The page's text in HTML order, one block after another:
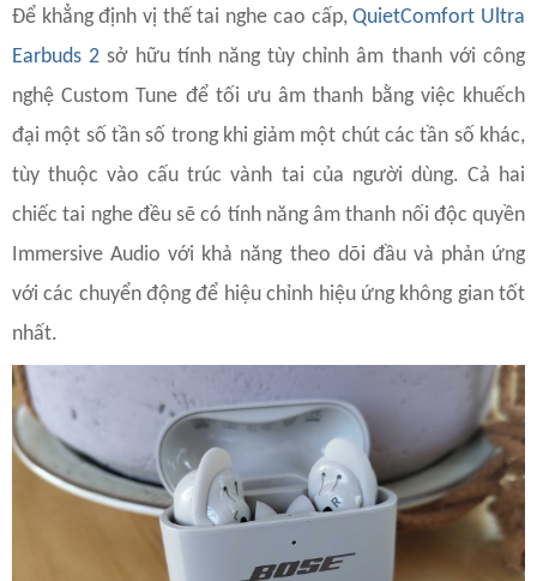
Để khẳng định vị thế tai nghe cao cấp,QuietComfort Ultra
Earbuds 2 sở hữu tính năng tùy chỉnh âm thanh với công
nghệ Custom Tune để tối ưu âm thanh bằng việc khuếch
đại một số tần số trong khi giảm một chút các tần số khác,
tùy thuộc vào cấu trúc vành tai của người dùng. Cả hai
chiếc tai nghe đều sẽ có tính năng âm thanh nối độc quyền
Immersive Audio với khả năng theo dõi đầu và phản ứng
với các chuyển động để hiệu chỉnh hiệu ứng không gian tốt
nhất.